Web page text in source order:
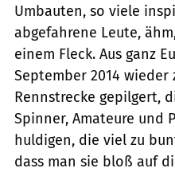
Umbauten, so viele
abgefahrene Leute,
einem Fleck. Aus ganz
September 2014
Rennstrecke gepilgert,
Spinner, Amateure und
huldigen, die viel zu
dass man sie bloß auf